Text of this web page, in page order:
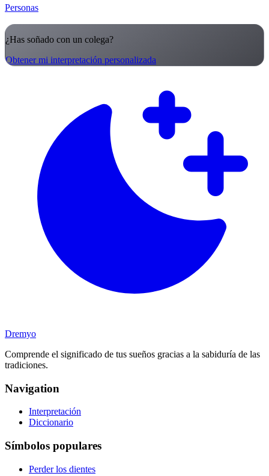
Personas
¿Has soñado con un colega?
Obtener mi interpretación personalizada
Dremyo
Comprende el significado de tus sueños gracias a la sabiduría de las
tradiciones.
Navigation
Interpretación
Diccionario
Símbolos populares
Perder los dientes